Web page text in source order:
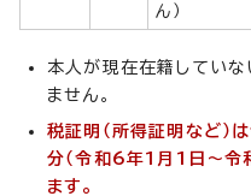
ん）
本人が現在在籍していな
ません。
税証明（所得証明など
分（令和6年1月1日～令
ます。